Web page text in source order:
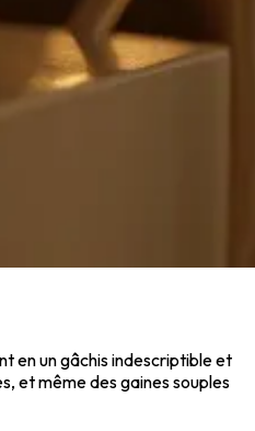
en un gâchis indescriptible et
et même des gaines souples